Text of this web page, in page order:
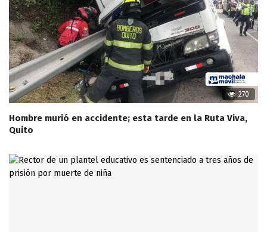
270
Hombre murió en accidente; esta tarde en la Ruta Viva,
Quito